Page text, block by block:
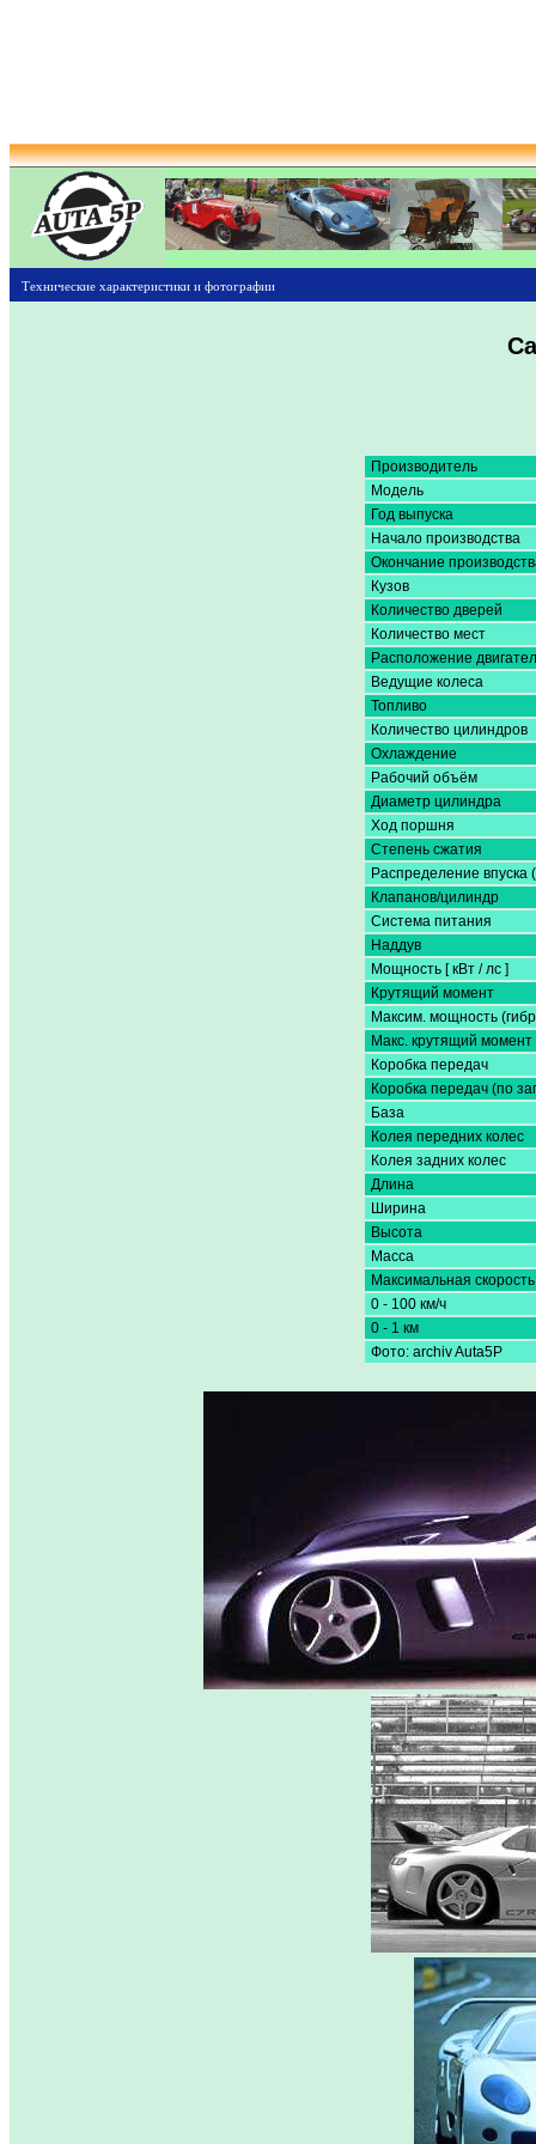
Технические характеристики и фотографии
Производитель
Модель
Год выпуска
Начало производства
Окончание
Кузов
Количество дверей
Количество мест
Расположение
Ведущие колеса
Топливо
Количество цилиндров
Охлаждение
Рабочий объём
Диаметр цилиндра
Ход поршня
Степень сжатия
Распределение впуска
Клапанов/цилиндр
Система питания
Наддув
Мощность [ кВт / лс ]
Крутящий момент
Максим. мощность
Макс. крутящий момент
Коробка передач
Коробка передач (по
База
Колея передних колес
Колея задних колес
Длина
Ширина
Высота
Масса
Максимальная скорость
0 - 100 км/ч
0 - 1 км
Фото: archiv Auta5P